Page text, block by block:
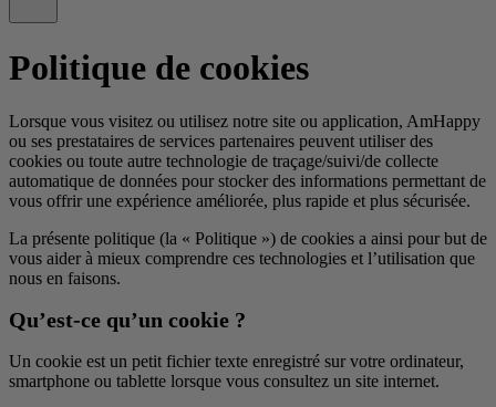
Politique de cookies
Lorsque vous visitez ou utilisez notre site ou application, AmHappy
ou ses prestataires de services partenaires peuvent utiliser des
cookies ou toute autre technologie de traçage/suivi/de collecte
automatique de données pour stocker des informations permettant de
vous offrir une expérience améliorée, plus rapide et plus sécurisée.
La présente politique (la « Politique ») de cookies a ainsi pour but de
vous aider à mieux comprendre ces technologies et l’utilisation que
nous en faisons.
Qu’est-ce qu’un cookie ?
Un cookie est un petit fichier texte enregistré sur votre ordinateur,
smartphone ou tablette lorsque vous consultez un site internet.